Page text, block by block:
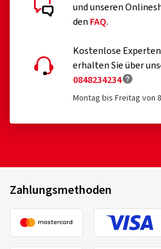
und unseren
den FAQ.
Kostenlose
erhalten Sie über
0848234234
Montag bis Freitag von
Zahlungsmethoden